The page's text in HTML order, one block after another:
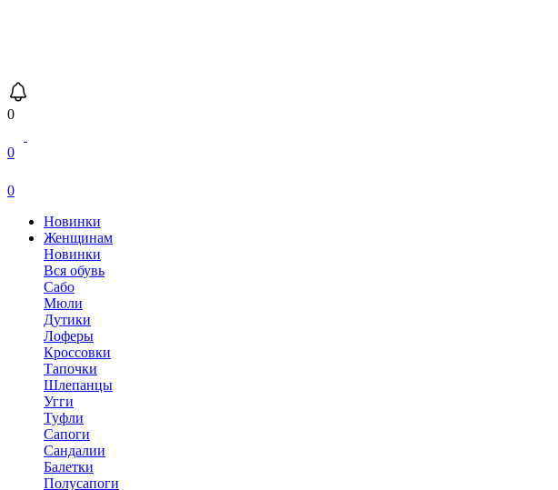
0
0
0
Новинки
Женщинам
Новинки
Вся обувь
Сабо
Мюли
Дутики
Лоферы
Кроссовки
Тапочки
Шлепанцы
Угги
Туфли
Сапоги
Сандалии
Балетки
Полусапоги